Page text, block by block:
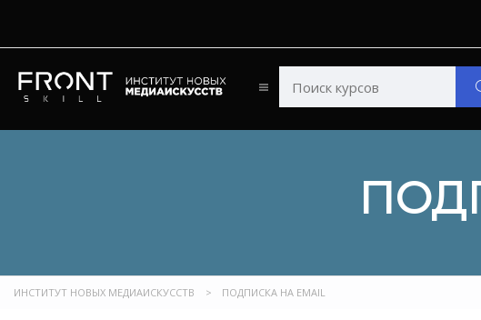
ИНСТИТУТ НОВЫХ МЕДИАИСКУССТВ > ПОДПИСКА НА EMAIL